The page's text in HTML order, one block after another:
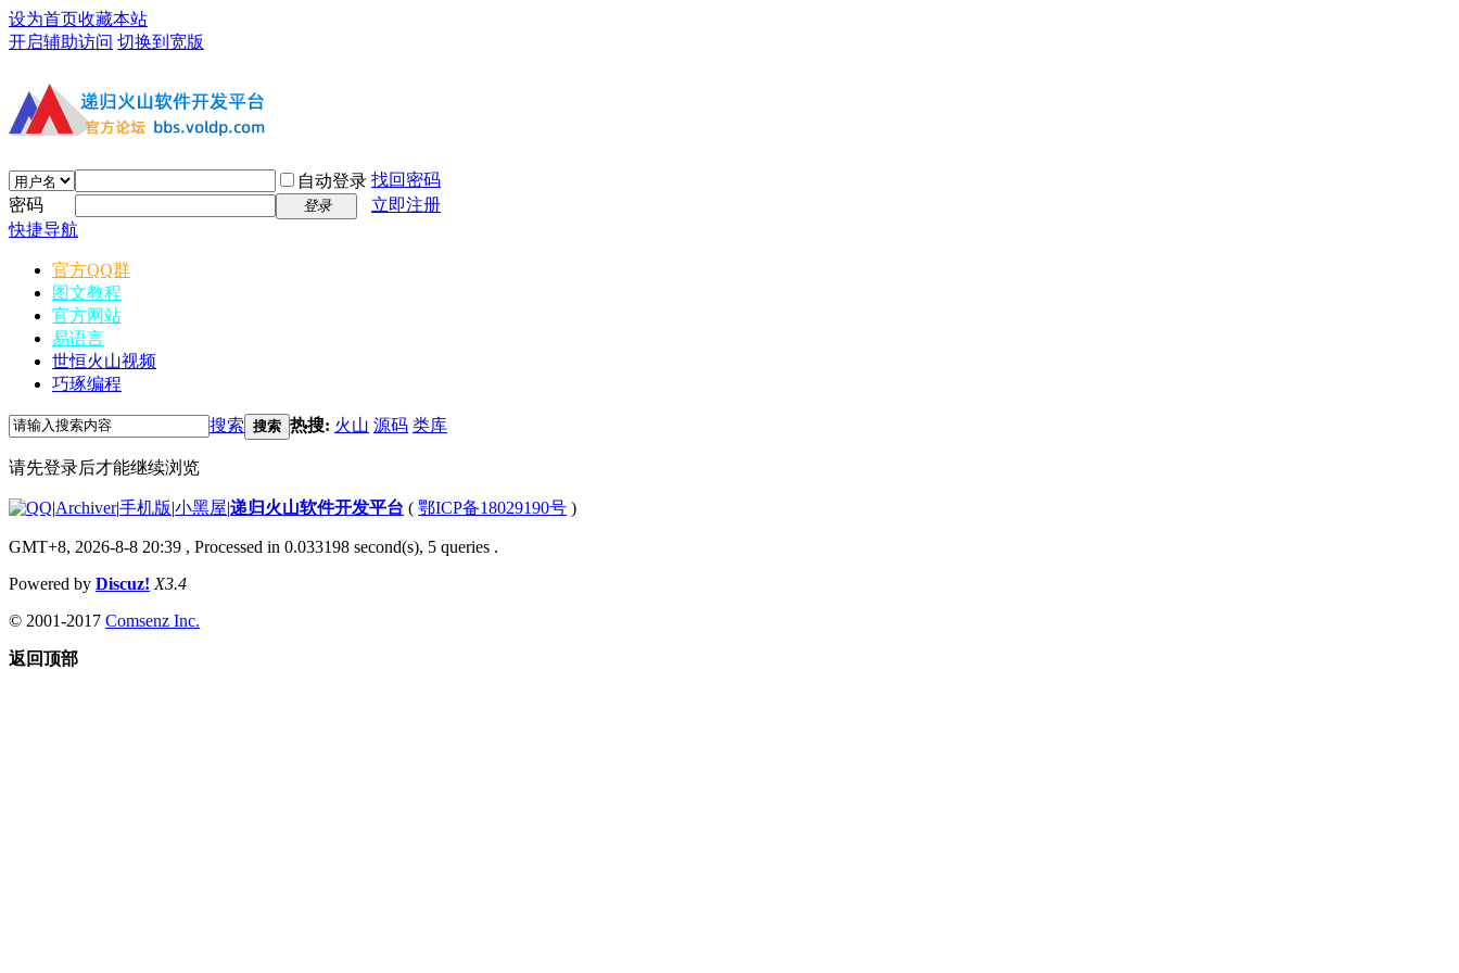
设为首页收藏本站
开启辅助访问 切换到宽版
自动登录 找回密码
密码
登录
立即注册
快捷导航
官方QQ群
图文教程
官方网站
易语言
世恒火山视频
巧琢编程
搜索 搜索 热搜: 火山 源码 类库
请先登录后才能继续浏览
|Archiver|手机版|小黑屋|递归火山软件开发平台 ( 鄂ICP备18029190号 )
GMT+8, 2026-8-8 20:39 , Processed in 0.033198 second(s), 5 queries .
Powered by Discuz! X3.4
© 2001-2017 Comsenz Inc.
返回顶部